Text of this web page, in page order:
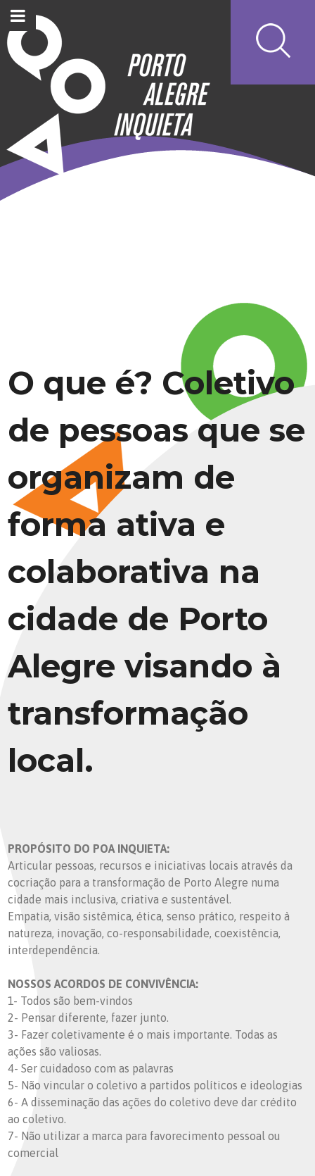
O que é? Coletivo
de pessoas que se
organizam de
forma ativa e
colaborativa na
cidade de Porto
Alegre visando à
transformação
local.
PROPÓSITO DO POA INQUIETA:
Articular pessoas, recursos e iniciativas locais através da
cocriação para a transformação de Porto Alegre numa
cidade mais inclusiva, criativa e sustentável.
Empatia, visão sistêmica, ética, senso prático, respeito à
natureza, inovação, co-responsabilidade, coexistência,
interdependência.
NOSSOS ACORDOS DE CONVIVÊNCIA:
1- Todos são bem-vindos
2- Pensar diferente, fazer junto.
3- Fazer coletivamente é o mais importante. Todas as
ações são valiosas.
4- Ser cuidadoso com as palavras
5- Não vincular o coletivo a partidos políticos e ideologias
6- A disseminação das ações do coletivo deve dar crédito
ao coletivo.
7- Não utilizar a marca para favorecimento pessoal ou
comercial